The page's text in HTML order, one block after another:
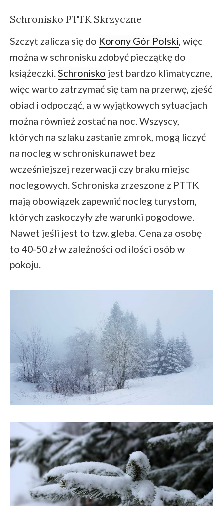
Schronisko PTTK Skrzyczne
Szczyt zalicza się do Korony Gór Polski, więc
można w schronisku zdobyć pieczątkę do
książeczki.Schronisko jest bardzo klimatyczne,
więc warto zatrzymać się tam na przerwę, zjeść
obiad i odpocząć, a w wyjątkowych sytuacjach
można również zostać na noc. Wszyscy,
których na szlaku zastanie zmrok, mogą liczyć
na nocleg w schronisku nawet bez
wcześniejszej rezerwacji czy braku miejsc
noclegowych. Schroniska zrzeszone z PTTK
mają obowiązek zapewnić nocleg turystom,
których zaskoczyły złe warunki pogodowe.
Nawet jeśli jest to tzw. gleba. Cena za osobę
to 40-50 zł w zależności od ilości osób w
pokoju.